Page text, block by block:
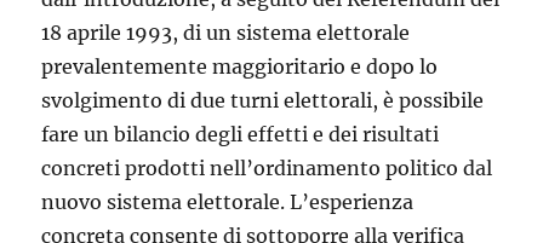
18 aprile 1993, di un sistema elettorale
prevalentemente maggioritario e dopo lo
svolgimento di due turni elettorali, è possibile
fare un bilancio degli effetti e dei risultati
concreti prodotti nell’ordinamento politico dal
nuovo sistema elettorale. L’esperienza
concreta consente di sottoporre alla verifica